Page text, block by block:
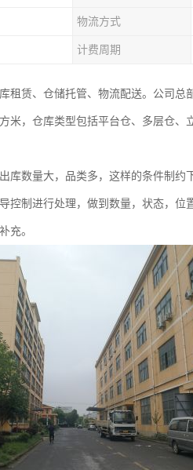
物流方式
计费周期
租赁、仓储托管、物流配送。公司
米，仓库类型包括平台仓、多层仓、
库数量大，品类多，这样的条件制约
控制进行处理，做到数量，状态，位
充。